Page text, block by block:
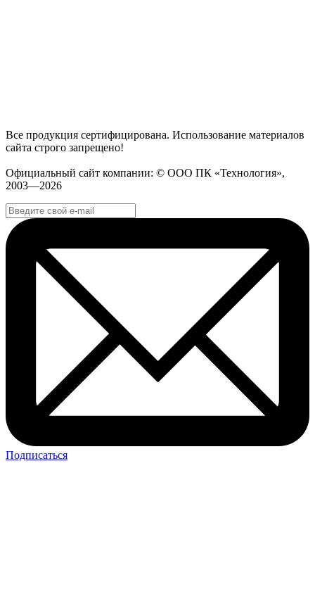
Все продукция сертифицирована. Использование материалов
сайта строго запрещено!
Официальный сайт компании: © ООО ПК «Технология»,
2003—2026
Подписаться